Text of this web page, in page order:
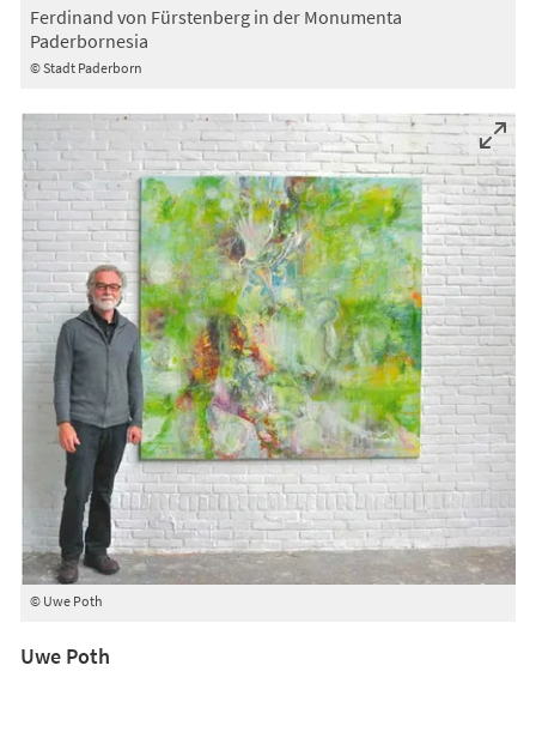
© Stadt Paderborn
Ferdinand von Fürstenberg in der Monumenta
Paderbornesia
© Uwe Poth
Uwe Poth